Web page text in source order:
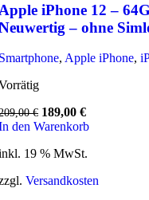
iPhone 12 –
– ohne
, Apple iPhone,
€ Ursprünglicher
Preis
209,00 €
189,00 €Aktueller
Preis
189,00 €.
den Warenkorb
19 % MwSt.
Versandkosten